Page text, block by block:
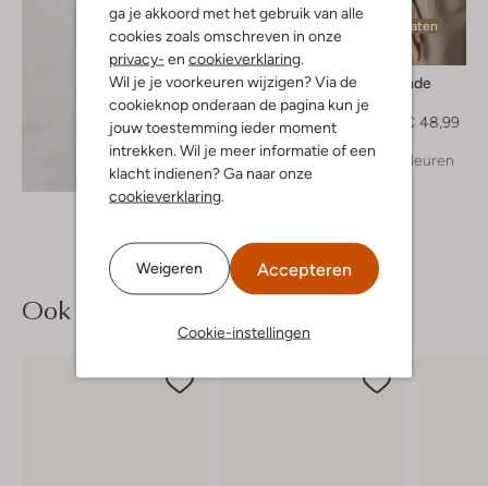
ga je akkoord met het gebruik van alle
cookies zoals omschreven in onze
privacy- en cookieverklaring
Wil je je voorkeuren wijzigen? Via de
cookieknop onderaan de pagina kun je
jouw toestemming ieder moment
intrekken. Wil je meer informatie of een
klacht indienen? Ga naar onze
cookieverklaring
Weigeren Accepteren
Cookie-instellingen
Ontdek de look
Laatste maten
Rosemunde
Top
€ 48,99
+ meer kleuren
Ook iets voor jou?